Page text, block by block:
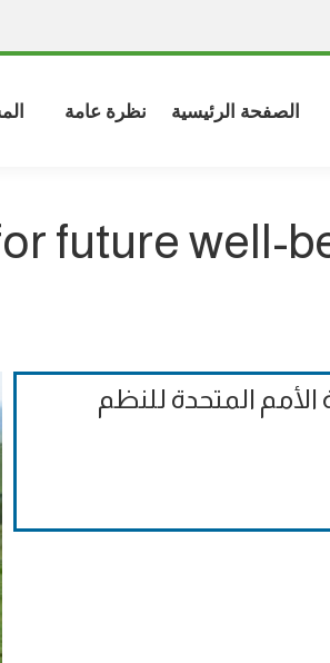
الصفحة الرئيسية نظرة عامة
future well-
المتحدة للنظم